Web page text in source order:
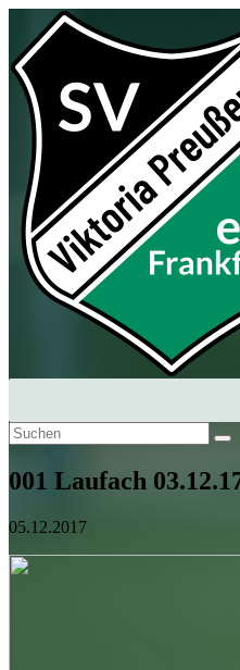
001 Laufach
05.12.2017